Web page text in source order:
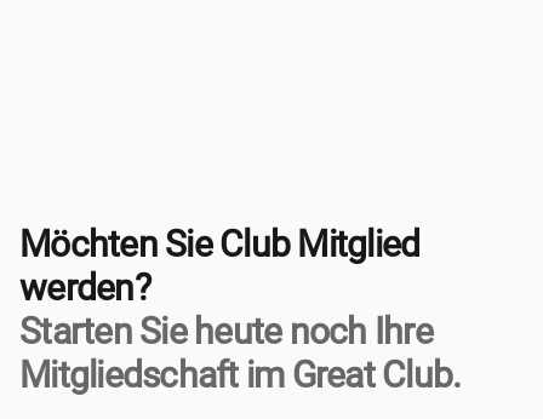
Möchten Sie Club Mitglied
werden?
Starten Sie heute noch Ihre
Mitgliedschaft im Great Club.